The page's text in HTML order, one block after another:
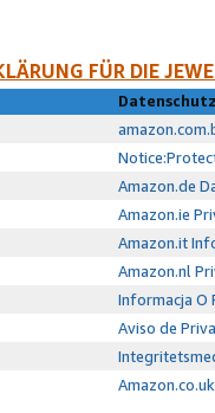
FÜR DIE
Amazon.de
Amazon.ie
Amazon.it
Amazon.nl
Informacja O
Aviso de